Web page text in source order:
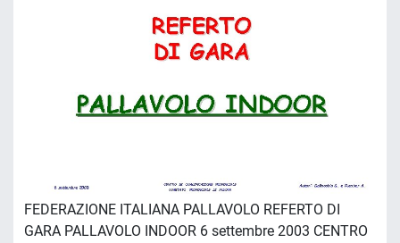
FEDERAZIONE ITALIANA PALLAVOLO REFERTO DI
GARA PALLAVOLO INDOOR 6 settembre 2003 CENTRO